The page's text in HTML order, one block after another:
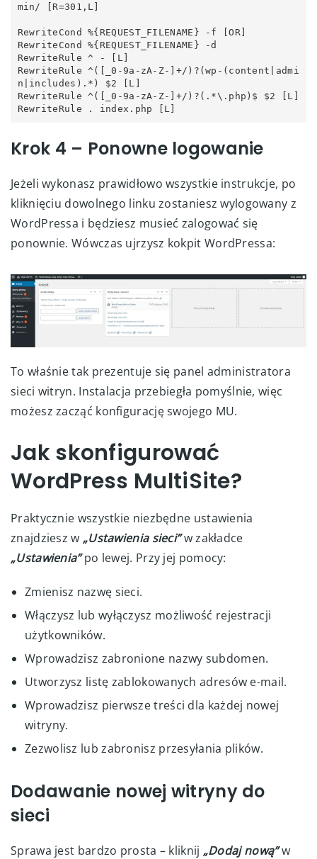
min/ [R=301,L]
RewriteCond %{REQUEST_FILENAME} -f [OR]
RewriteCond %{REQUEST_FILENAME} -d
RewriteRule ^ - [L]
RewriteRule ^([_0-9a-zA-Z-]+/)?(wp-(content|admi
n|includes).*) $2 [L]
RewriteRule ^([_0-9a-zA-Z-]+/)?(.*\.php)$ $2 [L]
RewriteRule . index.php [L]
Krok 4 – Ponowne logowanie
Jeżeli wykonasz prawidłowo wszystkie instrukcje, po
kliknięciu dowolnego linku zostaniesz wylogowany z
WordPressa i będziesz musieć zalogować się
ponownie. Wówczas ujrzysz kokpit WordPressa:
To właśnie tak prezentuje się panel administratora
sieci witryn. Instalacja przebiegła pomyślnie, więc
możesz zacząć konfigurację swojego MU.
Jak skonfigurować
WordPress MultiSite?
Praktycznie wszystkie niezbędne ustawienia
znajdziesz w „Ustawienia sieci”w zakładce
„Ustawienia”po lewej. Przy jej pomocy:
Zmienisz nazwę sieci.
Włączysz lub wyłączysz możliwość rejestracji
użytkowników.
Wprowadzisz zabronione nazwy subdomen.
Utworzysz listę zablokowanych adresów e-mail.
Wprowadzisz pierwsze treści dla każdej nowej
witryny.
Zezwolisz lub zabronisz przesyłania plików.
Dodawanie nowej witryny do
sieci
Sprawa jest bardzo prosta – kliknij „Dodaj nową”w